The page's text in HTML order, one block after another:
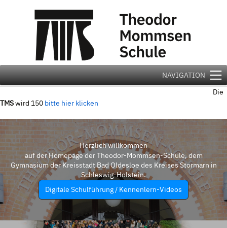
NAVIGATION
Die
TMSwird 150 bitte hier klicken
Herzlich willkommen
auf der Homepage der Theodor-Mommsen-Schule, dem
Gymnasium der Kreisstadt Bad Oldesloe des Kreises Stormarn in
Schleswig-Holstein.
Digitale Schulführung / Kennenlern-Videos